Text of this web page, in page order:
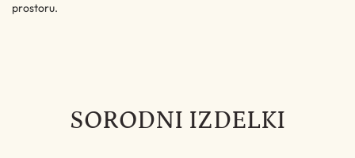
prostoru.
SORODNI IZDELKI